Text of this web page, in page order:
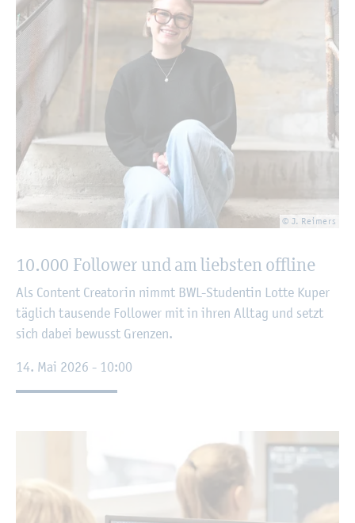
© J. Rei­mers
10.000 Fol­lower und am liebs­ten off­line
Als Con­tent Crea­to­rin nimmt BWL-Stu­den­tin Lotte Kuper
täg­lich tau­sen­de Fol­lower mit in ihren All­tag und setzt
sich dabei be­wusst Gren­zen.
14. Mai 2026 - 10:00